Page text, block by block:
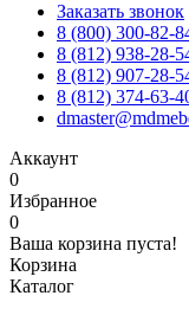
Заказать звонок
8 (800) 300-82-
8 (812) 938-28-
8 (812) 907-28-
8 (812) 374-63-
Аккаунт
0
Избранное
0
Ваша корзина пуста!
Корзина
Каталог